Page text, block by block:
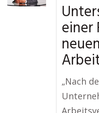
einer
neuen
„Nach